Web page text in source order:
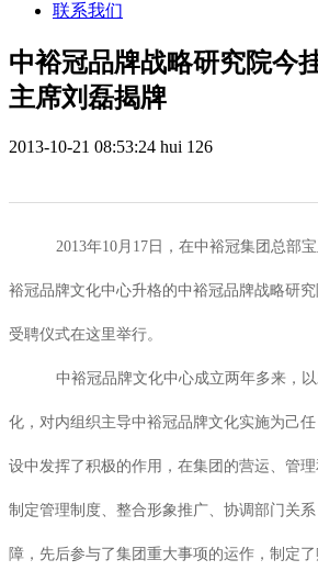
联系我们
中裕冠品牌战略研究院今
主席刘磊揭牌
2013-10-21 08:53:24 hui 126
2013年10月17日，在中裕冠集团总部
裕冠品牌文化中心升格的中裕冠品牌战略研
受聘仪式在这里举行。
中裕冠品牌文化中心成立两年多来，
化，对内组织主导中裕冠品牌文化实施为己
设中发挥了积极的作用，在集团的营运、管理
制定管理制度、整合形象推广、协调部门关
障，先后参与了集团重大事项的运作，制定